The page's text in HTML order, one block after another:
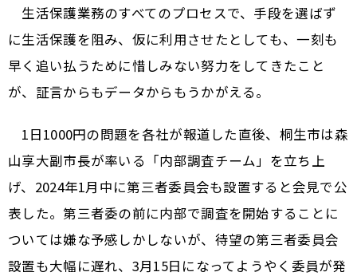
生活保護業務のすべてのプロセスで、手段を選ばず
に生活保護を阻み、仮に利用させたとしても、一刻も
早く追い払うために惜しみない努力をしてきたこと
が、証言からもデータからもうかがえる。
1日1000円の問題を各社が報道した直後、桐生市は森
山享大副市長が率いる「内部調査チーム」を立ち上
げ、2024年1月中に第三者委員会も設置すると会見で公
表した。第三者委の前に内部で調査を開始することに
ついては嫌な予感しかしないが、待望の第三者委員会
設置も大幅に遅れ、3月15日になってようやく委員が発